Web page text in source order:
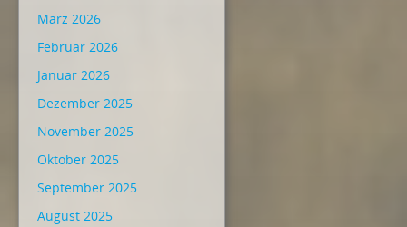
März 2026
Februar 2026
Januar 2026
Dezember 2025
November 2025
Oktober 2025
September 2025
August 2025